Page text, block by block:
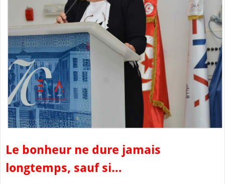
Le bonheur ne dure jamais
longtemps, sauf si…